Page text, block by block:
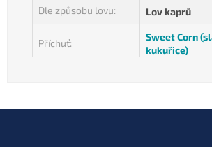
Dle způsobu lovu: Lov kaprů
Příchuť:
Sweet Corn
kukuřice)